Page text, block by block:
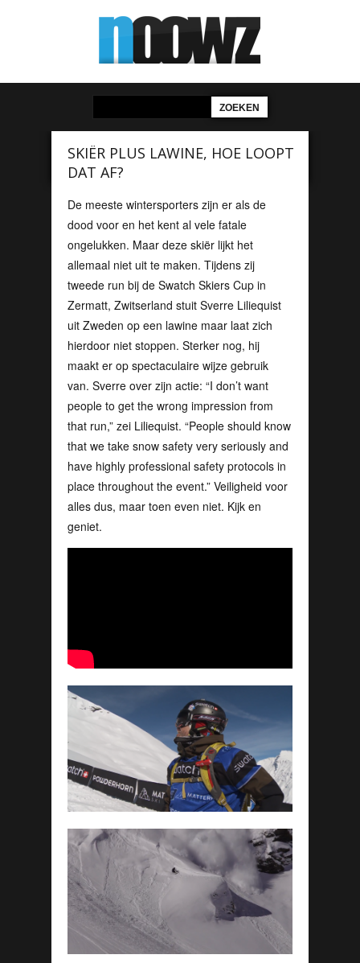
SKIËR PLUS LAWINE, HOE LOOPT
DAT AF?
De meeste wintersporters zijn er als de
dood voor en het kent al vele fatale
ongelukken. Maar deze skiër lijkt het
allemaal niet uit te maken. Tijdens zij
tweede run bij de Swatch Skiers Cup in
Zermatt, Zwitserland stuit Sverre Liliequist
uit Zweden op een lawine maar laat zich
hierdoor niet stoppen. Sterker nog, hij
maakt er op spectaculaire wijze gebruik
van. Sverre over zijn actie: “I don’t want
people to get the wrong impression from
that run,” zei Liliequist. “People should know
that we take snow safety very seriously and
have highly professional safety protocols in
place throughout the event.” Veiligheid voor
alles dus, maar toen even niet. Kijk en
geniet.